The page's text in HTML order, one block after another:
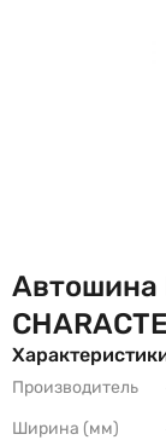
Автошина
Производитель
Ширина (мм)